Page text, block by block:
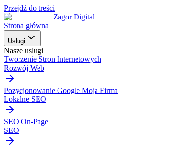
Przejdź do treści
Zagor Digital
Strona główna
Usługi
Nasze uslugi
Tworzenie Stron Internetowych
Rozwój Web
Pozycjonowanie Google Moja Firma
Lokalne SEO
SEO On-Page
SEO